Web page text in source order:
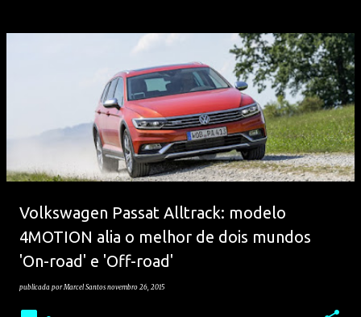
Volkswagen Passat Alltrack: modelo
4MOTION alia o melhor de dois mundos
'On-road' e 'Off-road'
publicada porMarcel Santos novembro 26, 2015